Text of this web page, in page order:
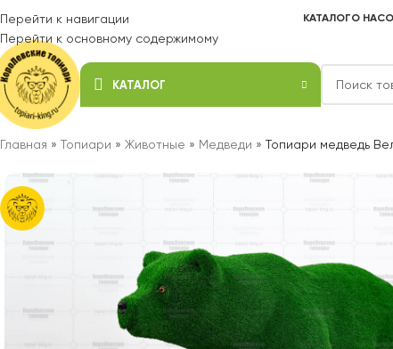
Перейти к навигации
Перейти к основному содержимому
КАТАЛОГО НАС
КАТАЛОГ
Главная » Топиари » Животные » Медведи » Топиари медведь